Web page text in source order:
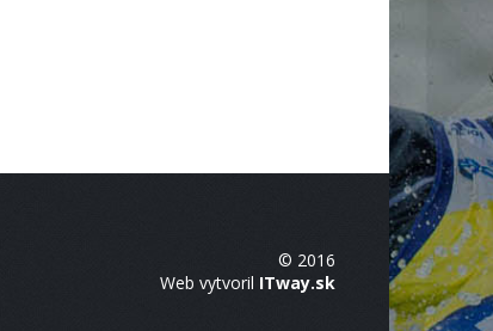
© 2016
Web vytvoril ITway.sk